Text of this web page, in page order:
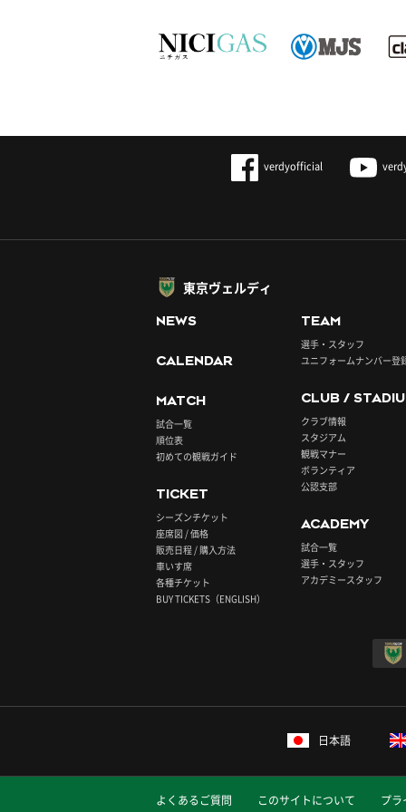
verdyofficial
東京ヴェルディ
NEWS
CALENDAR
MATCH
試合一覧
順位表
初めての観戦ガイド
TICKET
シーズンチケット
座席図 / 価格
販売日程 / 購入方法
車いす席
各種チケット
BUY TICKETS（ENGLISH）
TEAM
選手・スタッフ
ユニフォームナンバー登
CLUB /
クラブ情報
スタジアム
観戦マナー
ボランティア
公認支部
ACADEMY
試合一覧
選手・スタッフ
アカデミースタッフ
日本語
よくあるご質問 このサイトについて プラ